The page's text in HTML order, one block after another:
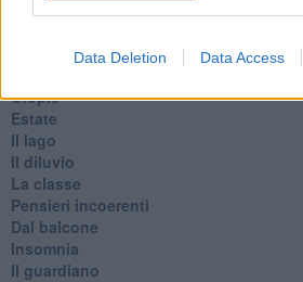
Data Deletion Data Access
Utopie
Estate
Il lago
Il diluvio
La classe
Pensieri incoerenti
Dal balcone
Insomnia
Il guardiano